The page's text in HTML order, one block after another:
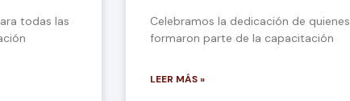
todas las
Celebramos la dedicación de quienes
formaron parte de la capacitación
LEER MÁS »